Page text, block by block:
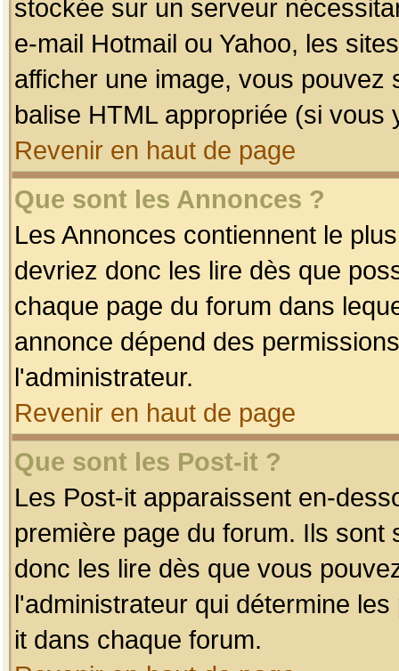
stockée sur un serveur
e-mail Hotmail ou Yahoo, les
afficher une image, vous pouvez
balise HTML appropriée (si vous
Revenir en haut de page
Que sont les Annonces ?
Les Annonces contiennent le
devriez donc les lire dès que
chaque page du forum dans
annonce dépend des
l'administrateur.
Revenir en haut de page
Que sont les Post-it ?
Les Post-it apparaissent en-
première page du forum. Ils
donc les lire dès que vous
l'administrateur qui détermine
it dans chaque forum.